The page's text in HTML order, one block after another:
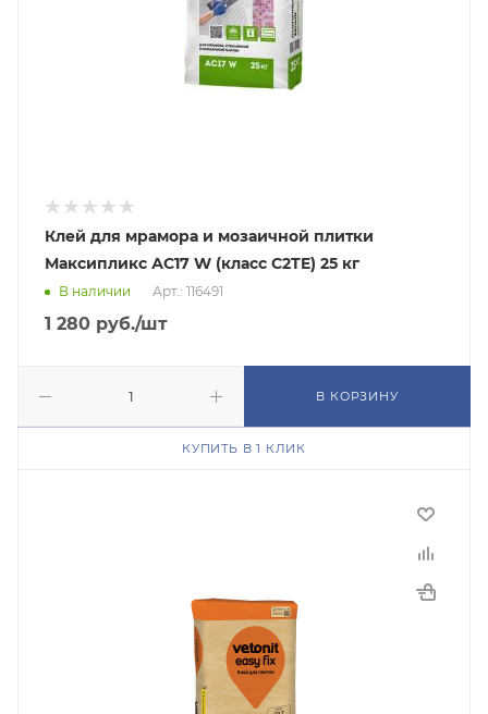
Клей для мрамора и мозаичной плитки
Максипликс АС17 W (класс C2TE) 25 кг
В наличии Арт.: 116491
1 280 руб./шт
В КОРЗИНУ
КУПИТЬ В 1 КЛИК